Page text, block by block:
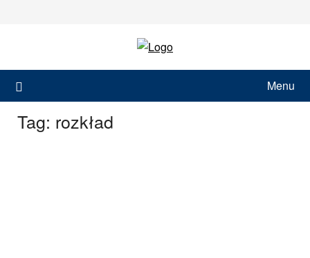
Menu
Tag: rozkład